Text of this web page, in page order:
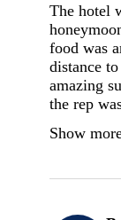
The hotel
food was
distance
amazing
the rep
Show